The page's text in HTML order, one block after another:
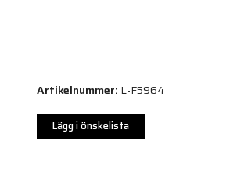
Artikelnummer: L-F5964
Lägg i önskelista